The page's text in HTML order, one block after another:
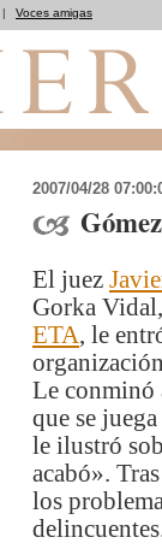
| Voces amigas
2007/04/28
El juez
Gorka
ETA, le
Le conminó
que se
le ilustró
acabó».
los